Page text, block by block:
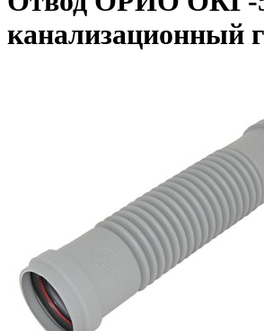
канализационный